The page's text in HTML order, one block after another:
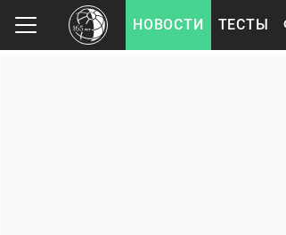
НОВОСТИ ТЕСТЫ